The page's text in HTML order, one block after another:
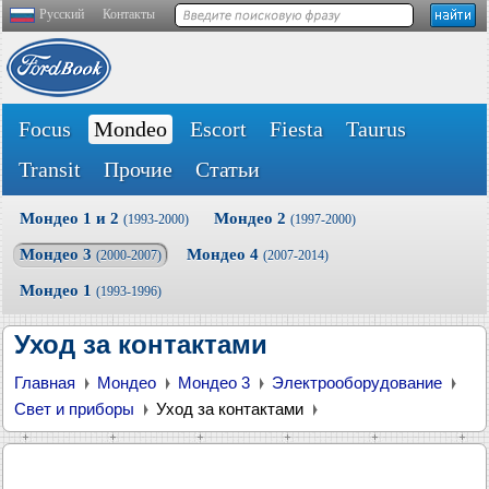
Русский Контакты
Focus Mondeo Escort Fiesta
Taurus
Transit
Прочие Статьи
Мондео 1 и 2 (1993-2000) Мондео 2 (1997-2000)
Мондео 3 (2000-2007) Мондео 4 (2007-2014)
Мондео 1 (1993-1996)
Уход за контактами
Главная Мондео Мондео 3
Электрооборудование
Свет и приборы
Уход за контактами